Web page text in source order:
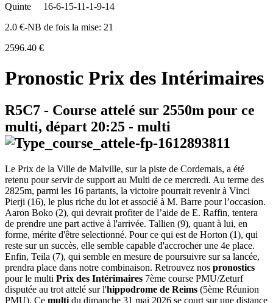
Quinte
16-6-15-11-1-9-14
2.0 €-NB de fois la mise: 21
2596.40 €
Pronostic Prix des Intérimaires
R5C7 - Course attelé sur 2550m pour ce
multi, départ 20:25 - multi
Le Prix de la Ville de Malville, sur la piste de Cordemais, a été
retenu pour servir de support au Multi de ce mercredi. Au terme des
2825m, parmi les 16 partants, la victoire pourrait revenir à Vinci
Pierji (16), le plus riche du lot et associé à M. Barre pour l’occasion.
Aaron Boko (2), qui devrait profiter de l’aide de E. Raffin, tentera
de prendre une part active à l'arrivée. Tallien (9), quant à lui, en
forme, mérite d'être selectionné. Pour ce qui est de Horton (1), qui
reste sur un succès, elle semble capable d'accrocher une 4e place.
Enfin, Teila (7), qui semble en mesure de poursuivre sur sa lancée,
prendra place dans notre combinaison. Retrouvez nos pronostics
pour le multi Prix des Intérimaires 7ème course PMU/Zeturf
disputée au trot attelé sur l'hippodrome de Reims (5ème Réunion
PMU). Ce multi du dimanche 31 mai 2026 se court sur une distance